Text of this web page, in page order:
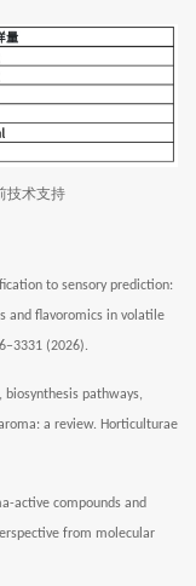
技术支持
to sensory prediction:
and flavoromics in volatile
(2026).
biosynthesis pathways,
a review. Horticulturae
active compounds and
from molecular